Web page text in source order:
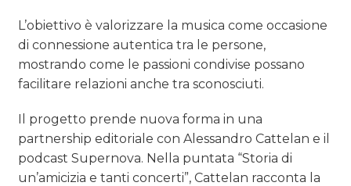
L’obiettivo è valorizzare la musica come occasione
di connessione autentica tra le persone,
mostrando come le passioni condivise possano
facilitare relazioni anche tra sconosciuti.
Il progetto prende nuova forma in una
partnership editoriale con Alessandro Cattelan e il
podcast Supernova. Nella puntata “Storia di
un’amicizia e tanti concerti”, Cattelan racconta la